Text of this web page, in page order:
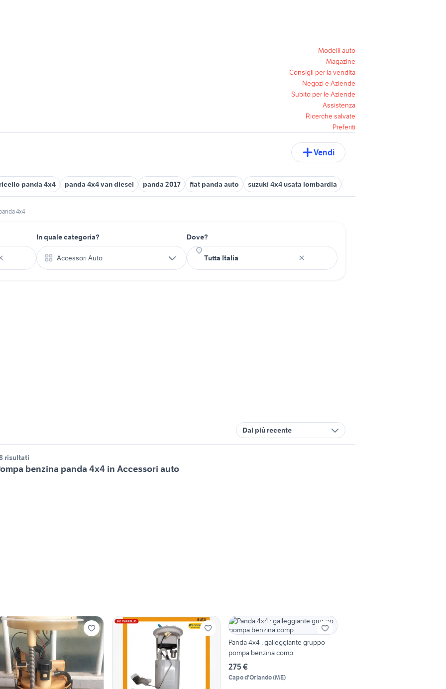
Modelli auto
Magazine
Consigli per la vendita
Negozi e Aziende
Subito per le Aziende
Assistenza
Ricerche salvate
Preferiti
Vendi
panda 4x4 panda 4x4 van diesel panda 2017 fiat panda auto suzuki 4x4 usata lombardia
4x4
In quale categoria?
Accessori Auto
Dove?
Dal più recente
risultati
benzina panda 4x4 in Accessori auto
Panda 4x4 : galleggiante gruppo
pompa benzina comp
275 €
Capo d'Orlando(ME)